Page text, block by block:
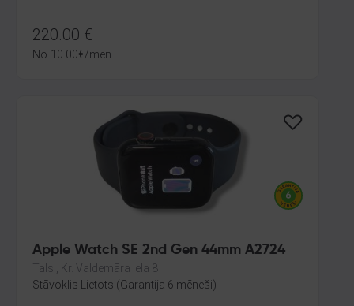
220.00 €
No 10.00€/mēn.
Apple Watch SE 2nd Gen 44mm A2724
Talsi, Kr. Valdemāra iela 8
Stāvoklis Lietots (Garantija 6 mēneši)